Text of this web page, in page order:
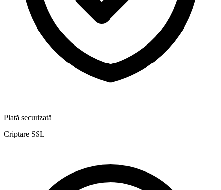
Plată securizată
Criptare SSL